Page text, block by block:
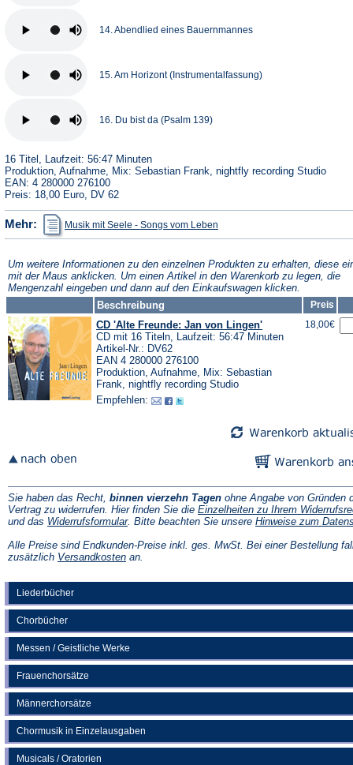
Liederbücher
Chorbücher
Messen / Geistliche Werke
Frauenchorsätze
Männerchorsätze
Chormusik in Einzelausgaben
Musicals / Oratorien
14. Abendlied eines Bauernmannes
15. Am Horizont (Instrumentalfassung)
16. Du bist da (Psalm 139)
16 Titel, Laufzeit: 56:47 Minuten
Produktion, Aufnahme, Mix: Sebastian Frank, nightfly recording Studio
EAN: 4 280000 276100
Preis: 18,00 Euro, DV 62
Mehr: Musik mit Seele - Songs vom Lebenin
einem
Tab)
Um weitere Informationen zu den einzelnen Produkten zu erhalten, diese
mit der Maus anklicken. Um einen Artikel in den Warenkorb zu legen, die
Mengenzahl eingeben und dann auf den Einkaufswagen klicken.
Beschreibung
Preis
CD 'Alte Freunde: Jan von Lingen'
CD mit 16 Titeln, Laufzeit: 56:47 Minuten
Artikel-Nr.: DV62
EAN 4 280000 276100
Produktion, Aufnahme, Mix: Sebastian
Frank, nightfly recording Studio
Empfehlen:
18,00€
Sie haben das Recht, binnen vierzehn Tagen ohne Angabe von Gründen
Vertrag zu widerrufen. Hier finden Sie die Einzelheiten zu Ihrem
und das Widerrufsformular(Öffnet
einem
neuen
. Bitte beachten Sie unsere Hinweise zum
Alle Preise sind Endkunden-Preise inkl. ges. MwSt. Bei einer Bestellung
zusätzlich Versandkosten(Öffnet
an.